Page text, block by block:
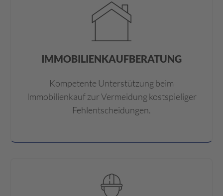
IMMOBILIENKAUFBERATUNG
Kompetente Unterstützung beim
Immobilienkauf zur Vermeidung kostspieliger
Fehlentscheidungen.